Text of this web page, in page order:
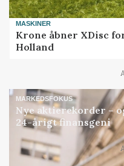
MASKINER
Krone åbner XDisc
Holland
MARKEDSFOKUS
Nye aktierekorder –
24-årigt finansgeni